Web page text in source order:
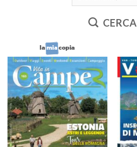
CERCA